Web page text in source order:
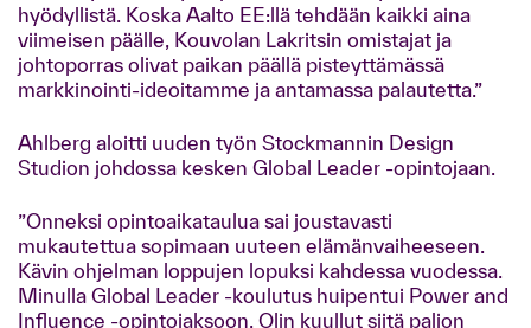
hyödyllistä. Koska Aalto EE:llä tehdään kaikki aina
viimeisen päälle, Kouvolan Lakritsin omistajat ja
johtoporras olivat paikan päällä pisteyttämässä
markkinointi-ideoitamme ja antamassa palautetta.”
Ahlberg aloitti uuden työn Stockmannin Design
Studion johdossa kesken Global Leader -opintojaan.
”Onneksi opintoaikataulua sai joustavasti
mukautettua sopimaan uuteen elämänvaiheeseen.
Kävin ohjelman loppujen lopuksi kahdessa vuodessa.
Minulla Global Leader -koulutus huipentui Power and
Influence -opintojaksoon. Olin kuullut siitä paljon